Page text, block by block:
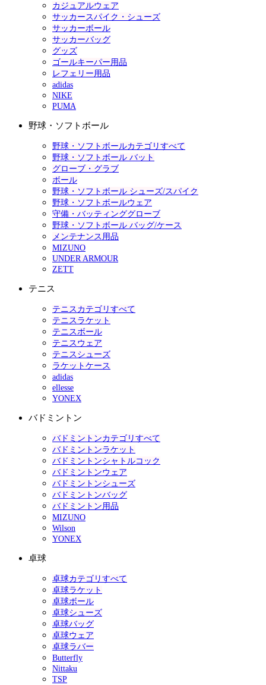
カジュアルウェア
サッカースパイク・シューズ
サッカーボール
サッカーバッグ
グッズ
ゴールキーパー用品
レフェリー用品
adidas
NIKE
PUMA
野球・ソフトボール
野球・ソフトボールカテゴリすべて
野球・ソフトボール バット
グローブ・グラブ
ボール
野球・ソフトボール シューズ/スパイク
野球・ソフトボールウェア
守備・バッティンググローブ
野球・ソフトボール バッグ/ケース
メンテナンス用品
MIZUNO
UNDER ARMOUR
ZETT
テニス
テニスカテゴリすべて
テニスラケット
テニスボール
テニスウェア
テニスシューズ
ラケットケース
adidas
ellesse
YONEX
バドミントン
バドミントンカテゴリすべて
バドミントンラケット
バドミントンシャトルコック
バドミントンウェア
バドミントンシューズ
バドミントンバッグ
バドミントン用品
MIZUNO
Wilson
YONEX
卓球
卓球カテゴリすべて
卓球ラケット
卓球ボール
卓球シューズ
卓球バッグ
卓球ウェア
卓球ラバー
Butterfly
Nittaku
TSP